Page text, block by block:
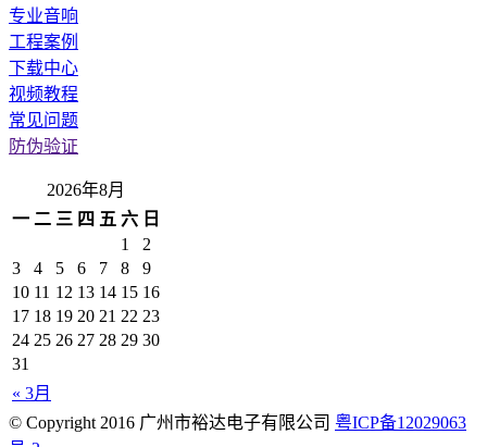
专业音响
工程案例
下载中心
视频教程
常见问题
防伪验证
2026年8月
一 二 三 四 五 六 日
« 3月
1
2
3
4 5 6 7 8
9
10 11 12 13 14 15 16
17 18 19 20 21 22 23
24 25 26 27 28 29 30
31
© Copyright 2016 广州市裕达电子有限公司 粤ICP备12029063